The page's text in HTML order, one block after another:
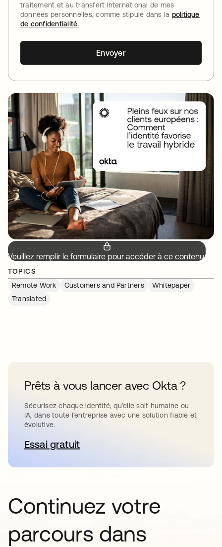
traitement et au transfert international de mes
données personnelles, comme stipulé dans la politique
de confidentialité.
Envoyer
Veuillez remplir le formulaire pour accéder à ce contenu.
TOPICS
Remote Work
Customers and Partners
Whitepaper
Translated
Prêts à vous lancer avec Okta ?
Sécurisez chaque identité, qu’elle soit humaine ou
IA, dans toute l’entreprise avec une solution fiable et
évolutive.
Essai gratuits’ouvre dans un nouvel onglet
Continuez votre
parcours dans